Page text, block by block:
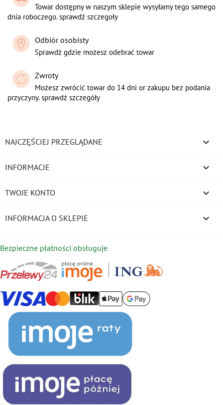
Towar dostępny w naszym sklepie wysyłamy tego samego
dnia roboczego. sprawdź szczegoły
Odbiór osobisty
Sprawdź gdzie możesz odebrać towar
Zwroty
Możesz zwrócić towar do 14 dni or zakupu bez podania
przyczyny. sprawdź szczegóły
NAJCZĘŚCIEJ PRZEGLĄDANE 
INFORMACJE 
TWOJE KONTO 
INFORMACJA O SKLEPIE keyboard_arrow_down
Bezpieczne płatności obsługuje